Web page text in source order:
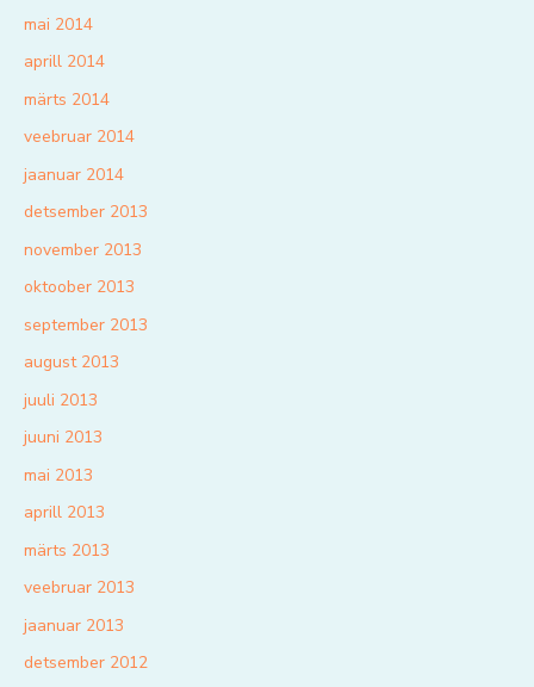
mai 2014
aprill 2014
märts 2014
veebruar 2014
jaanuar 2014
detsember 2013
november 2013
oktoober 2013
september 2013
august 2013
juuli 2013
juuni 2013
mai 2013
aprill 2013
märts 2013
veebruar 2013
jaanuar 2013
detsember 2012